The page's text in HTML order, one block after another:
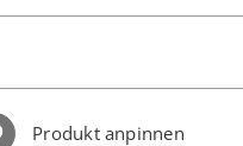
Produkt anpinnen